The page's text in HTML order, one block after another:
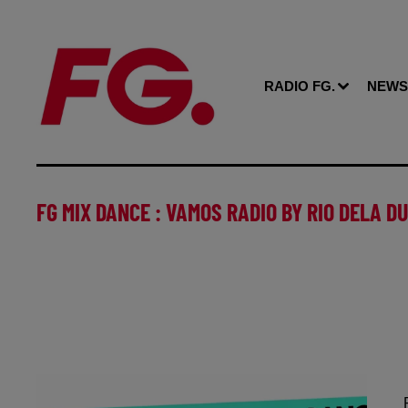
RADIO FG. NEWS
FG MIX DANCE : VAMOS RADIO BY RIO DELA